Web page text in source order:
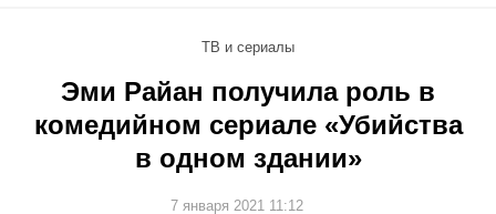
ТВ и сериалы
Эми Райан получила роль в
комедийном сериале «Убийства
в одном здании»
7 января 2021 11:12